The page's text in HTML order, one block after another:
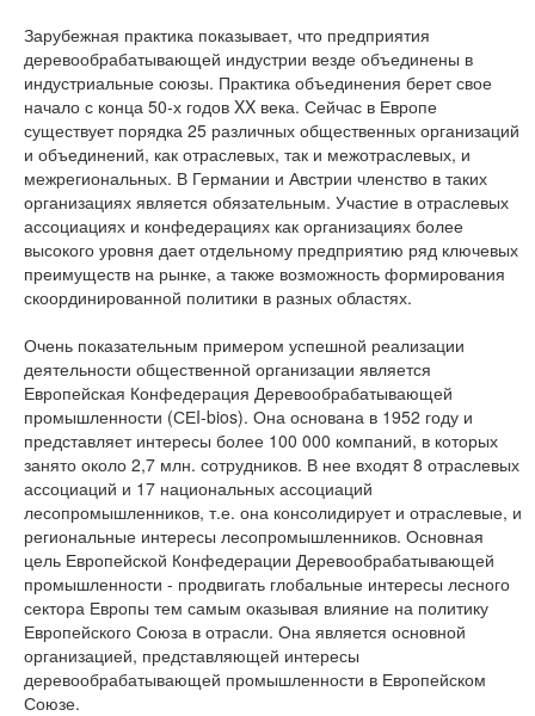
Зарубежная практика показывает, что предприятия
деревообрабатывающей индустрии везде объединены в
индустриальные союзы. Практика объединения берет свое
начало с конца 50-х годов XX века. Сейчас в Европе
существует порядка 25 различных общественных организаций
и объединений, как отраслевых, так и межотраслевых, и
межрегиональных. В Германии и Австрии членство в таких
организациях является обязательным. Участие в отраслевых
ассоциациях и конфедерациях как организациях более
высокого уровня дает отдельному предприятию ряд ключевых
преимуществ на рынке, а также возможность формирования
скоординированной политики в разных областях.
Очень показательным примером успешной реализации
деятельности общественной организации является
Европейская Конфедерация Деревообрабатывающей
промышленности (СЕI-bios). Она основана в 1952 году и
представляет интересы более 100 000 компаний, в которых
занято около 2,7 млн. сотрудников. В нее входят 8 отраслевых
ассоциаций и 17 национальных ассоциаций
лесопромышленников, т.е. она консолидирует и отраслевые, и
региональные интересы лесопромышленников. Основная
цель Европейской Конфедерации Деревообрабатывающей
промышленности - продвигать глобальные интересы лесного
сектора Европы тем самым оказывая влияние на политику
Европейского Союза в отрасли. Она является основной
организацией, представляющей интересы
деревообрабатывающей промышленности в Европейском
Союзе.